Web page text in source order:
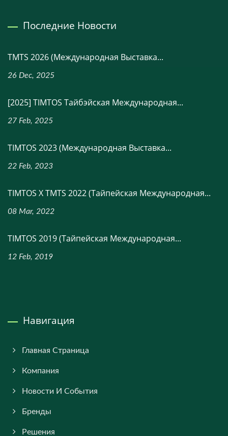
Последние Новости
TMTS 2026 (Международная Выставка...
26 Dec, 2025
[2025] TIMTOS Тайбэйская Международная...
27 Feb, 2025
TIMTOS 2023 (Международная Выставка...
22 Feb, 2023
TIMTOS X TMTS 2022 (Тайпейская Международная...
08 Mar, 2022
TIMTOS 2019 (Тайпейская Международная...
12 Feb, 2019
Навигация
Главная Страница
Компания
Новости И События
Бренды
Решения